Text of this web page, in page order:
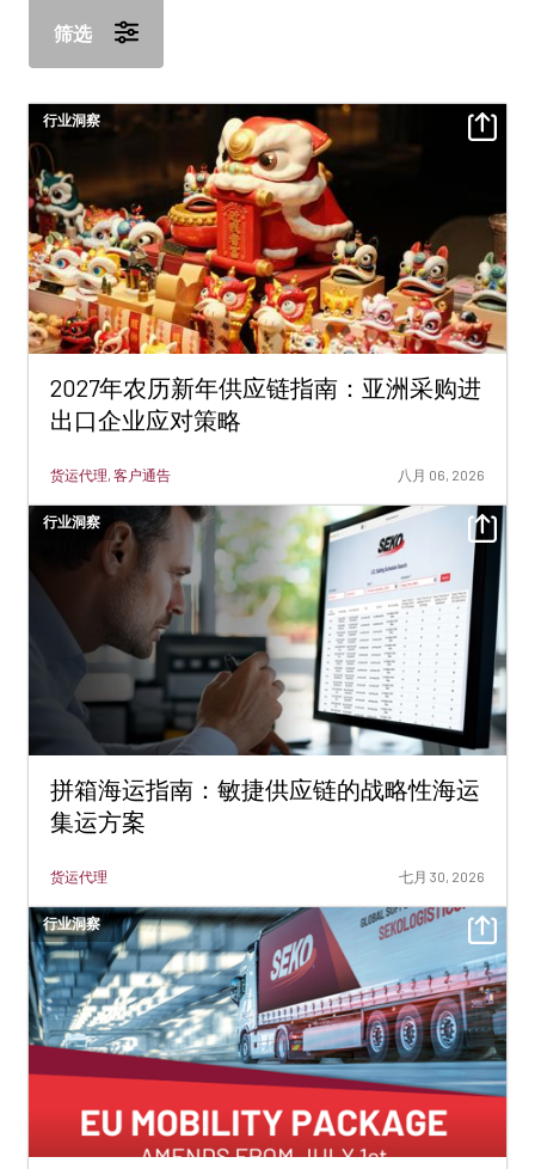
筛选
行业洞察
2027年农历新年供应链指南：亚洲采购进
出口企业应对策略
货运代理, 客户通告 八月 06, 2026
行业洞察
拼箱海运指南：敏捷供应链的战略性海运
集运方案
货运代理 七月 30, 2026
行业洞察